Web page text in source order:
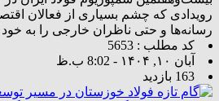
رویدادی که چشم بسیاری از فعالان
رسانه‌ها و حتی ناظران خارجی را به
کد مطلب : 5653
آبان ۱۰, ۱۴۰۴ - 8:02 ب.ظ
163 بازدید